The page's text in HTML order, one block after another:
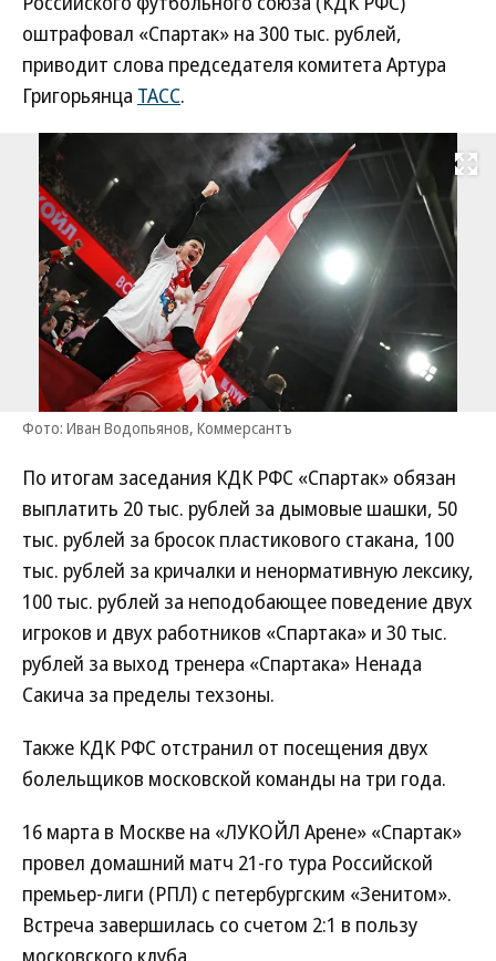
оштрафовал «Спартак» на 300 тыс. рублей,
приводит слова председателя комитета Артура
Григорьянца ТАСС.
Развернуть
Фото: Иван Водопьянов, Коммерсантъ
По итогам заседания КДК РФС «Спартак» обязан
выплатить 20 тыс. рублей за дымовые шашки, 50
тыс. рублей за бросок пластикового стакана, 100
тыс. рублей за кричалки и ненормативную лексику,
100 тыс. рублей за неподобающее поведение двух
игроков и двух работников «Спартака» и 30 тыс.
рублей за выход тренера «Спартака» Ненада
Сакича за пределы техзоны.
Также КДК РФС отстранил от посещения двух
болельщиков московской команды на три года.
16 марта в Москве на «ЛУКОЙЛ Арене» «Спартак»
провел домашний матч 21-го тура Российской
премьер-лиги (РПЛ) с петербургским «Зенитом».
Встреча завершилась со счетом 2:1 в пользу
московского клуба.